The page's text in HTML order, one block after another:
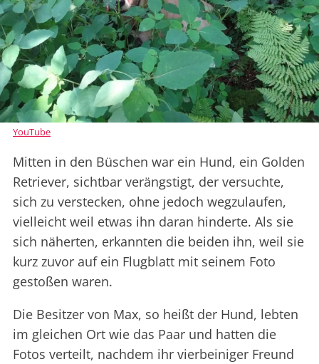
YouTube
Mitten in den Büschen war ein Hund, ein Golden
Retriever, sichtbar verängstigt, der versuchte,
sich zu verstecken, ohne jedoch wegzulaufen,
vielleicht weil etwas ihn daran hinderte. Als sie
sich näherten, erkannten die beiden ihn, weil sie
kurz zuvor auf ein Flugblatt mit seinem Foto
gestoßen waren.
Die Besitzer von Max, so heißt der Hund, lebten
im gleichen Ort wie das Paar und hatten die
Fotos verteilt, nachdem ihr vierbeiniger Freund